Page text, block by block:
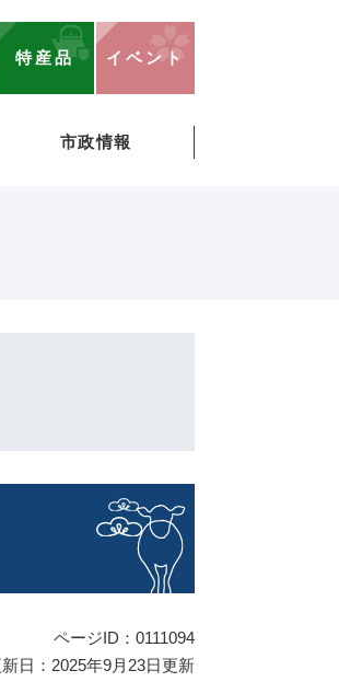
特産品 イベント
市政情報
ページID：0111094
日：2025年9月23日更新